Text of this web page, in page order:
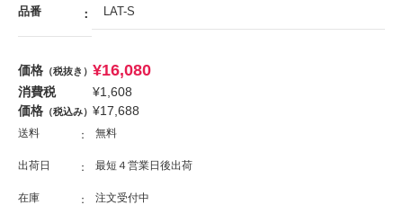
品番 LAT-S
価格 （税抜き） ¥16,080
消費税 ¥1,608
価格 （税込み） ¥17,688
送料 無料
出荷日 最短４営業日後出荷
在庫 注文受付中